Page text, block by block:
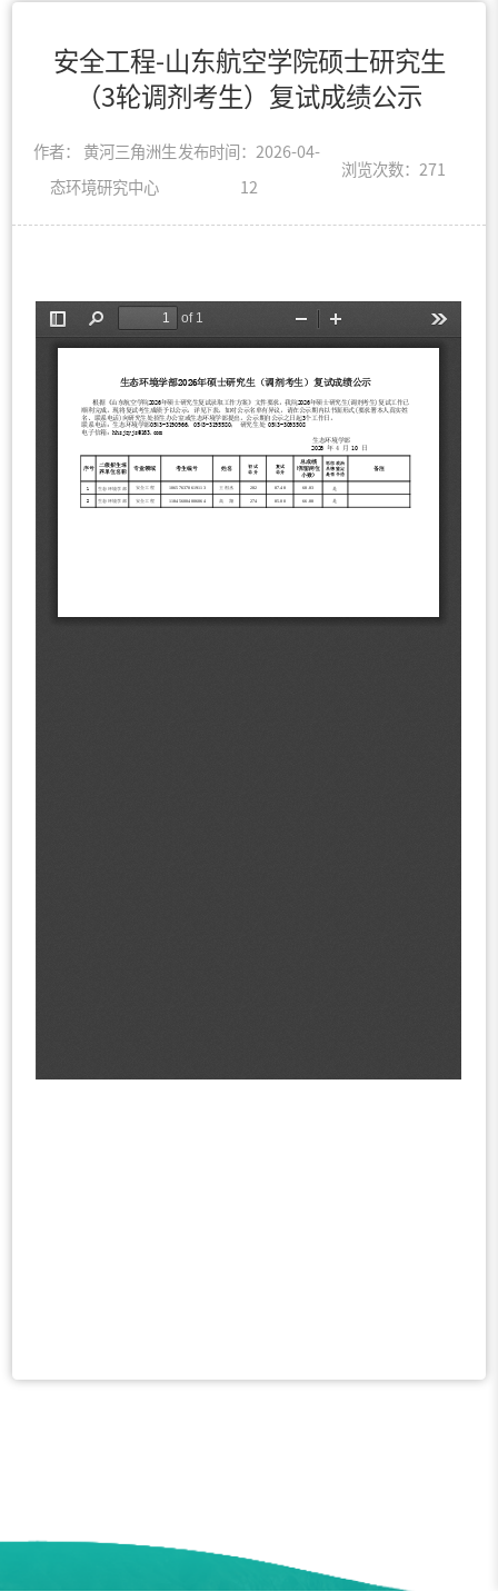
安全工程-山东航空学院硕士研究生
（3轮调剂考生）复试成绩公示
作者： 黄河三角洲生
态环境研究中心
发布时间：2026-04-
12
浏览次数： 271